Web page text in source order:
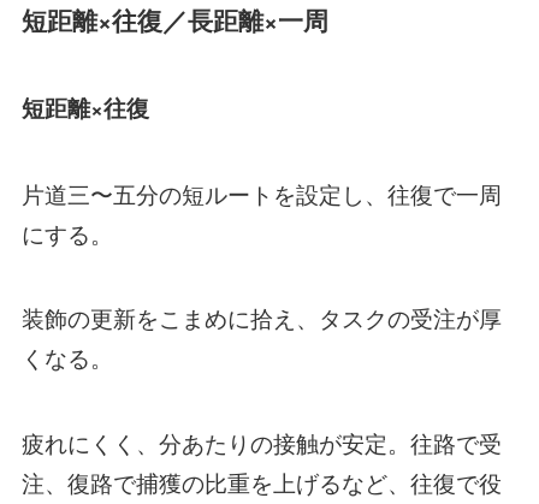
短距離×往復／長距離×一周
短距離×往復
片道三〜五分の短ルートを設定し、往復で一周
にする。
装飾の更新をこまめに拾え、タスクの受注が厚
くなる。
疲れにくく、分あたりの接触が安定。往路で受
注、復路で捕獲の比重を上げるなど、往復で役